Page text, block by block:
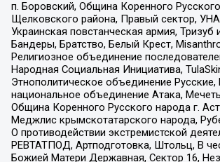
п. Боровский, Община Коренного
Щелковского района, Правый сектор,
Украинская повстанческая армия, Тризуб
Бандеры, Братство, Белый Крест,
Религиозное объединение
Народная Социальная Инициатива,
Этнополитическое объединение Русские,
национальное объединение Атака,
Община Коренного Русского народа г.
Меджлис крымскотатарского народа,
О противодействии экстремистской
РЕВТАТПОД, Артподготовка, Штольц, В
Божией Матери Державная, Сектор 16,